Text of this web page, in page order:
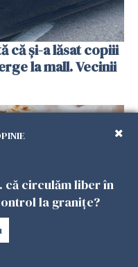
că și-a lăsat copiii
la mall. Vecinii
că circulăm liber în
la granițe?